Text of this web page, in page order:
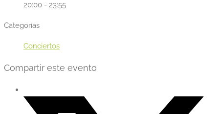
20:00 - 23:55
Categorías
Conciertos
Compartir este evento